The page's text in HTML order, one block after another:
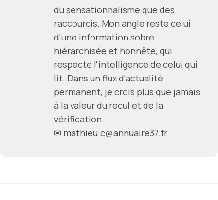
du sensationnalisme que des
raccourcis. Mon angle reste celui
d'une information sobre,
hiérarchisée et honnête, qui
respecte l'intelligence de celui qui
lit. Dans un flux d'actualité
permanent, je crois plus que jamais
à la valeur du recul et de la
vérification.
✉ mathieu.c@annuaire37.fr